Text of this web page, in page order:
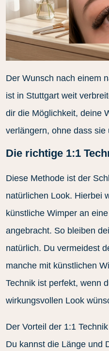
Der Wunsch nach einem
ist in Stuttgart weit
dir die Möglichkeit, deine
verlängern, ohne dass sie
Die richtige 1:1
Diese Methode ist der
natürlichen Look. Hierbei
künstliche Wimper an
angebracht. So bleiben
natürlich. Du vermeidest
manche mit künstlichen
Technik ist perfekt, wenn
wirkungsvollen Look
Der Vorteil der 1:1
Du kannst die Länge und